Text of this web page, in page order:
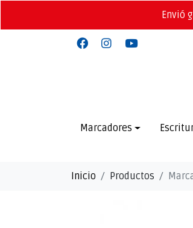
Envió
Marcadores
Inicio Productos